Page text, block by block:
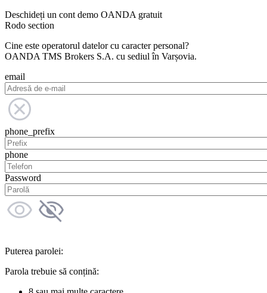
Deschideți un cont demo OANDA gratuit
Rodo section
Cine este operatorul datelor cu caracter personal?
OANDA TMS Brokers S.A. cu sediul în Varșovia.
email
phone_prefix
phone
Password
Puterea parolei:
Parola trebuie să conțină: